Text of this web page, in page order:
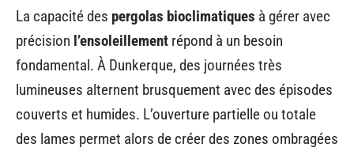
La capacité des pergolas bioclimatiques à gérer avec
précision l’ensoleillement répond à un besoin
fondamental. À Dunkerque, des journées très
lumineuses alternent brusquement avec des épisodes
couverts et humides. L’ouverture partielle ou totale
des lames permet alors de créer des zones ombragées